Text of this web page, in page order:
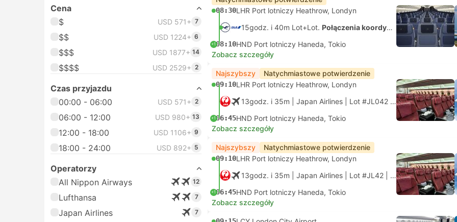
Cena
$
USD 571+ 7
$$ USD 1224+ 6
$$$ USD 1877+ 14
$$$$ USD 2529+ 2
Czas przyjazdu
00:00 - 06:00
USD 571+ 2
06:00 - 12:00 USD 980+ 13
12:00 - 18:00 USD 1106+ 9
18:00 - 24:00 USD 892+ 5
Operatorzy
All Nippon Airways
12
Lufthansa 7
Japan Airlines 7
08:30LHR Port lotniczy Heathrow, Londyn
15godz. i 40m Lot+Lot. Połączenia koordynowane na własną rękę
+108:10HND Port lotniczy Haneda, Tokio
Zobacz szczegóły
Najszybszy Natychmiastowe potwierdzenie
09:10LHR Port lotniczy Heathrow, Londyn
13godz. i 35m | Japan Airlines Lot #JL042 Economy
+106:45HND Port lotniczy Haneda, Tokio
Zobacz szczegóły
Najszybszy Natychmiastowe potwierdzenie
09:10LHR Port lotniczy Heathrow, Londyn
13godz. i 35m | Japan Airlines Lot #JL42 Economy
+106:45HND Port lotniczy Haneda, Tokio
Zobacz szczegóły